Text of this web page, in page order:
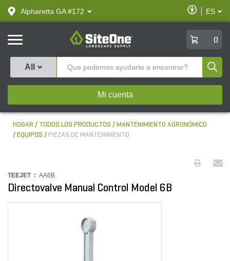
text.skipToContent
text.skipToNavigation
Alpharetta GA #172
Habilitar
ES
SiteOne
0
All
Mi cuenta
HOGAR TODOS LOS PRODUCTOS
MANTENIMIENTO AGRONÓMICO
EQUIPOS
PIEZAS DE MANTENIMIENTO
TEEJET : AA6B
Directovalve Manual Control Model 6B